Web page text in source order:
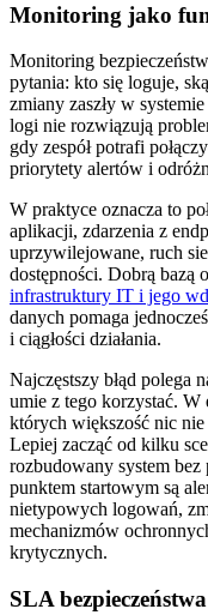
Monitoring jako
Monitoring
pytania: kto się loguje,
zmiany zaszły w
logi nie rozwiązują
gdy zespół potrafi
priorytety alertów i
W praktyce oznacza to
aplikacji, zdarzenia z
uprzywilejowane, ruch
dostępności. Dobrą bazą
infrastruktury IT i jego
danych pomaga
i ciągłości działania.
Najczęstszy błąd polega
umie z tego korzystać. W
których większość nic
Lepiej zacząć od kilku
rozbudowany system
punktem startowym są
nietypowych logowań,
mechanizmów
krytycznych.
SLA